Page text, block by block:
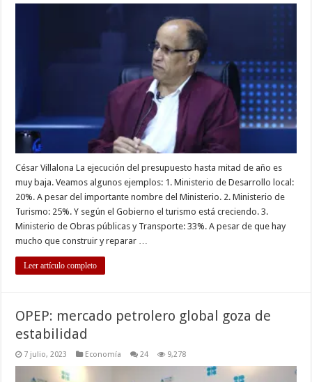
César Villalona La ejecución del presupuesto hasta mitad de año es
muy baja. Veamos algunos ejemplos: 1. Ministerio de Desarrollo local:
20%. A pesar del importante nombre del Ministerio. 2. Ministerio de
Turismo: 25%. Y según el Gobierno el turismo está creciendo. 3.
Ministerio de Obras públicas y Transporte: 33%. A pesar de que hay
mucho que construir y reparar …
Leer artículo completo
OPEP: mercado petrolero global goza de
estabilidad
7 julio, 2023 Economía 24 9,278